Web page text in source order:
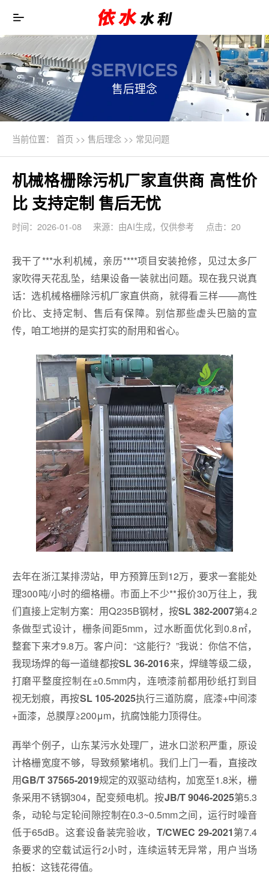
SERVICES
售后理念
当前位置： 首页>> 售后理念>> 常见问题
机械格栅除污机厂家直供商 高性价
比 支持定制 售后无忧
时间：2026-01-08 来源：由AI生成，仅供参考 点击：20
我干了***水利机械，亲历****项目安装抢修，见过太多厂
家吹得天花乱坠，结果设备一装就出问题。现在我只说真
话：选机械格栅除污机厂家直供商，就得看三样——高性
价比、支持定制、售后有保障。别信那些虚头巴脑的宣
传，咱工地拼的是实打实的耐用和省心。
去年在浙江某排涝站，甲方预算压到12万，要求一套能处
理300吨/小时的细格栅。市面上不少**报价30万往上，我
们直接上定制方案：用Q235B钢材，按SL 382-2007第4.2
条做型式设计，栅条间距5mm，过水断面优化到0.8㎡，
整套下来才9.8万。客户问：“这能行？”我说：你信不信，
我现场焊的每一道缝都按SL 36-2016来，焊缝等级二级，
打磨平整度控制在±0.5mm内，连喷漆前都用砂纸打到目
视无划痕，再按SL 105-2025执行三道防腐，底漆+中间漆
+面漆，总膜厚≥200μm，抗腐蚀能力顶得住。
再举个例子，山东某污水处理厂，进水口淤积严重，原设
计格栅宽度不够，导致频繁堵机。我们上门一看，直接改
用GB/T 37565-2019规定的双驱动结构，加宽至1.8米，栅
条采用不锈钢304，配变频电机。按JB/T 9046-2025第5.3
条，动轮与定轮间隙控制在0.3~0.5mm之间，运行时噪音
低于65dB。这套设备装完验收， T/CWEC 29-2021第7.4
条要求的空载试运行2小时，连续运转无异常，用户当场
拍板：这钱花得值。